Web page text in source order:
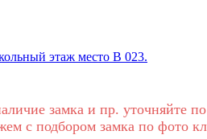
этаж место В 023.
замка и пр. уточняйте
с подбором замка по фото